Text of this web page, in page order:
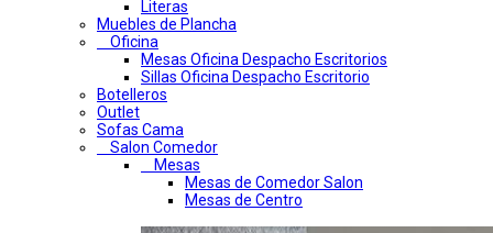
Literas
Muebles de Plancha
Oficina
Mesas Oficina Despacho Escritorios
Sillas Oficina Despacho Escritorio
Botelleros
Outlet
Sofas Cama
Salon Comedor
Mesas
Mesas de Comedor Salon
Mesas de Centro